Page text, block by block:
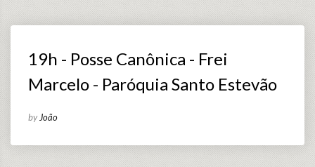
19h - Posse Canônica - Frei
Marcelo - Paróquia Santo Estevão
by João